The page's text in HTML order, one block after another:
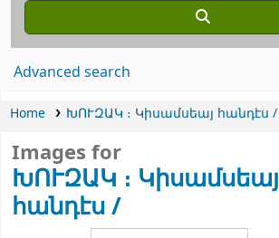
Advanced search
Home ԽՈՒԶԱԿ ։ Կիսամսեայ հանդէս /
Images for
ԽՈՒԶԱԿ ։ Կիսամսեայ
հանդէս /